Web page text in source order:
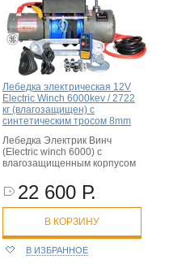
Лебедка электрическая 12V
Electric Winch 6000kev / 2722
кг (влагозащищен) с
синтетическим тросом 8mm
Лебедка Электрик Винч
(Electric winch 6000) с
влагозащищенным корпусом
22 600 Р.
В КОРЗИНУ
В ИЗБРАННОЕ